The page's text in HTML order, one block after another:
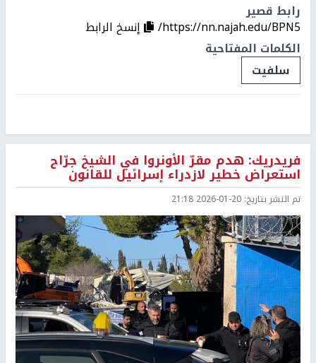
رابط قصير
https://nn.najah.edu/BPN5/
إنسخ الرابط
الكلمات المفتاحية
سلفيت
فريدريك: هدم مقرّ الأونروا في الشيخ جرّاح
استعراض خطير لازدراء إسرائيل للقانون
تم النشر بتاريخ: 2026-01-20 21:18